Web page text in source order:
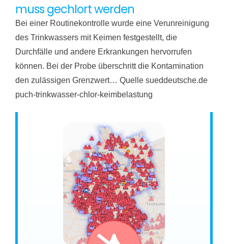
muss gechlort werden
Bei einer Routinekontrolle wurde eine Verunreinigung
des Trinkwassers mit Keimen festgestellt, die
Durchfälle und andere Erkrankungen hervorrufen
können. Bei der Probe überschritt die Kontamination
den zulässigen Grenzwert… Quelle sueddeutsche.de
puch-trinkwasser-chlor-keimbelastung